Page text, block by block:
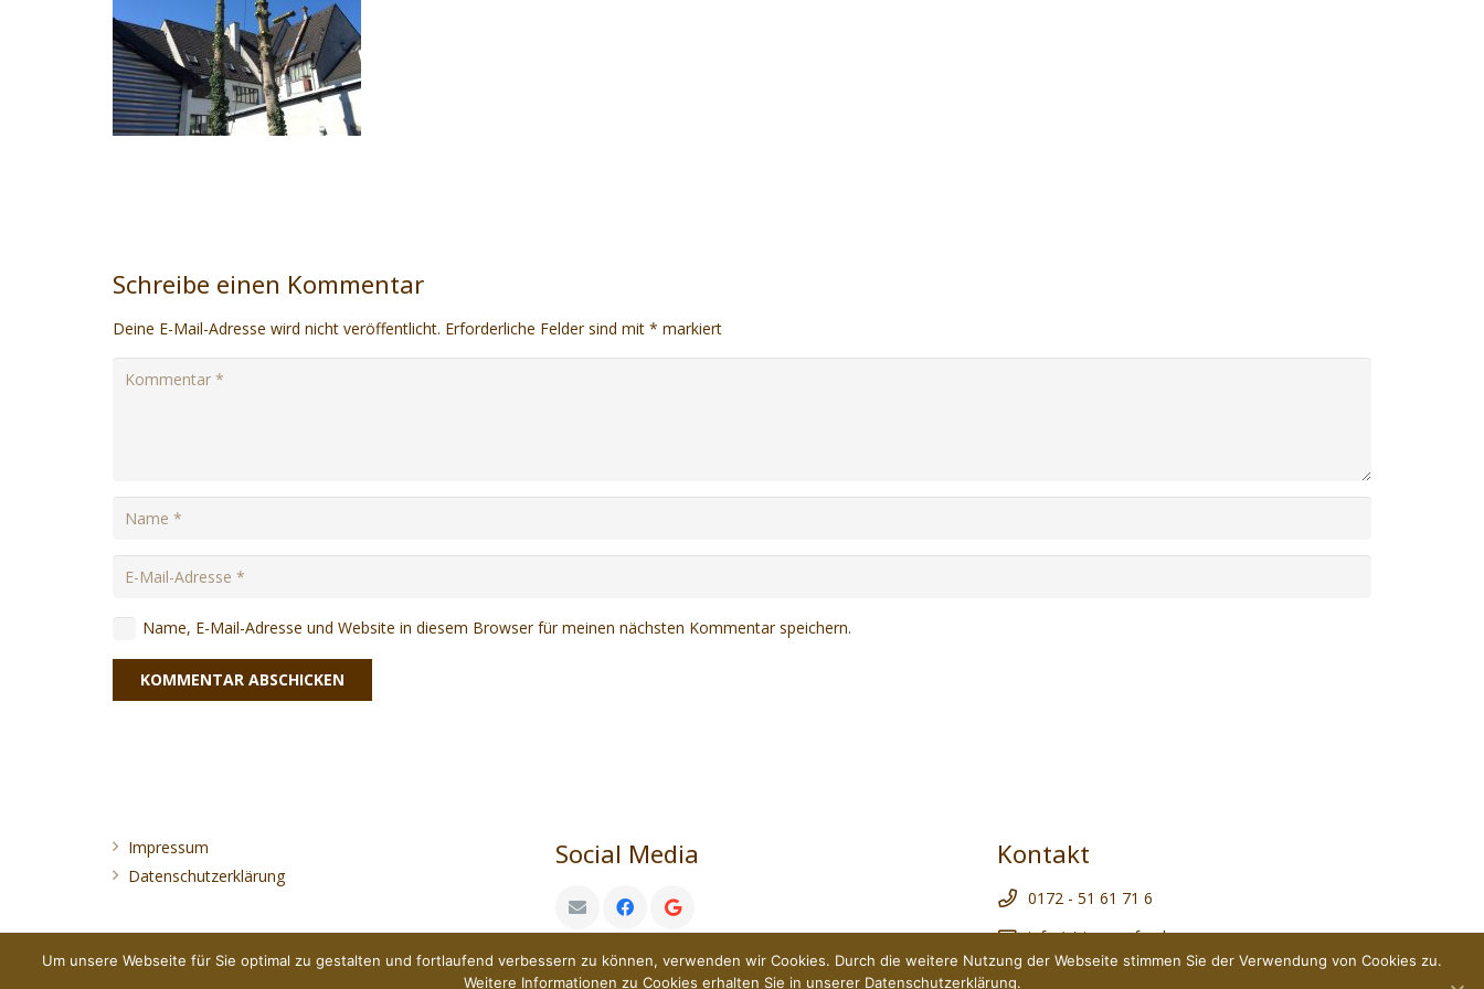
Schreibe einen Kommentar
Deine E-Mail-Adresse wird nicht veröffentlicht. Erforderliche Felder sind mit * markiert
Name, E-Mail-Adresse und Website in diesem Browser für meinen nächsten Kommentar speichern.
KOMMENTAR ABSCHICKEN
Impressum
Datenschutzerklärung
Social Media Kontakt
0172 - 51 61 71 6
info (a) treesurfer.de
TREESURFER – design by Sven Klemrath
Um unsere Webseite für Sie optimal zu gestalten und fortlaufend verbessern zu können, verwenden wir Cookies. Durch die weitere Nutzung der Webseite stimmen Sie der Verwendung von Cookies zu.
Weitere Informationen zu Cookies erhalten Sie in unserer Datenschutzerklärung.